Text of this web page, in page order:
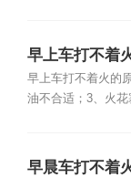
早上车打不着
早上车打不着火的
油不合适；3、火花
早晨车打不着